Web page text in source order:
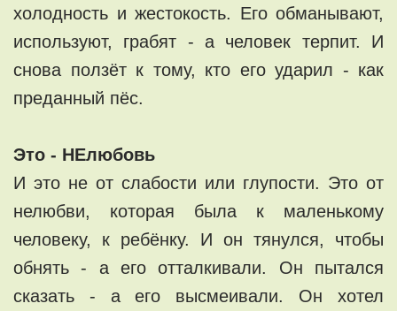
холодность и жестокость. Его обманывают,
используют, грабят - а человек терпит. И
снова ползёт к тому, кто его ударил - как
преданный пёс.
Это - НЕлюбовь
И это не от слабости или глупости. Это от
нелюбви, которая была к маленькому
человеку, к ребёнку. И он тянулся, чтобы
обнять - а его отталкивали. Он пытался
сказать - а его высмеивали. Он хотел